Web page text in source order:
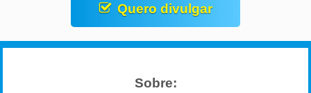
Quero divulgar
Sobre: